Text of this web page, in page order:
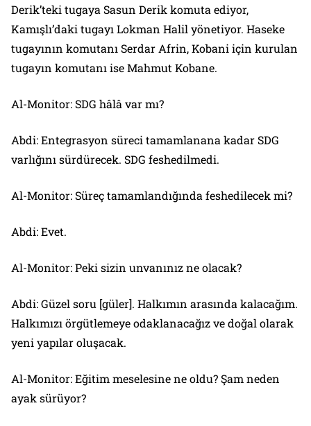
Derik’teki tugaya Sasun Derik komuta ediyor,
Kamışlı’daki tugayı Lokman Halil yönetiyor. Haseke
tugayının komutanı Serdar Afrin, Kobani için kurulan
tugayın komutanı ise Mahmut Kobane.
Al-Monitor: SDG hâlâ var mı?
Abdi: Entegrasyon süreci tamamlanana kadar SDG
varlığını sürdürecek. SDG feshedilmedi.
Al-Monitor: Süreç tamamlandığında feshedilecek mi?
Abdi: Evet.
Al-Monitor: Peki sizin unvanınız ne olacak?
Abdi: Güzel soru [güler]. Halkımın arasında kalacağım.
Halkımızı örgütlemeye odaklanacağız ve doğal olarak
yeni yapılar oluşacak.
Al-Monitor: Eğitim meselesine ne oldu? Şam neden
ayak sürüyor?